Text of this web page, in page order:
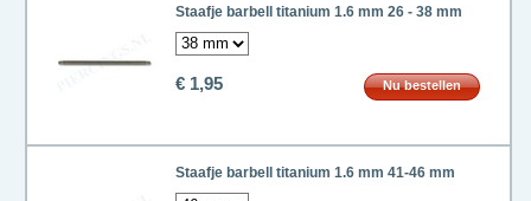
Staafje barbell titanium 1.6 mm 26 - 38 mm
€ 1,95 Nu bestellen
Staafje barbell titanium 1.6 mm 41-46 mm